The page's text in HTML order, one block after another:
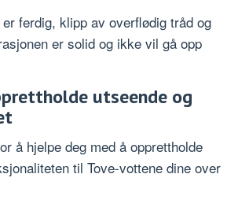
ferdig, klipp av overflødig tråd og
er solid og ikke vil gå opp
utseende og
å hjelpe deg med å opprettholde
til Tove-vottene dine over